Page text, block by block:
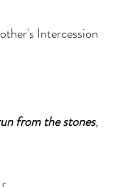
Intercession
from the stones,